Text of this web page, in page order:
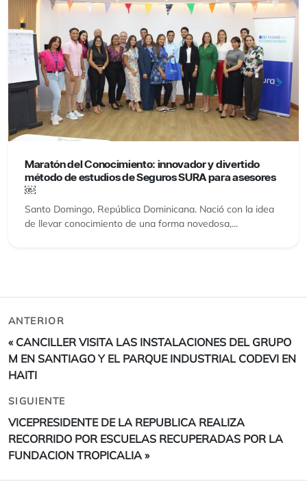
Maratón del Conocimiento: innovador y divertido
método de estudios de Seguros SURA para asesores
￼
Santo Domingo, República Dominicana. Nació con la idea
de llevar conocimiento de una forma novedosa,...
ANTERIOR
« CANCILLER VISITA LAS INSTALACIONES DEL GRUPO
M EN SANTIAGO Y EL PARQUE INDUSTRIAL CODEVI EN
HAITI
SIGUIENTE
VICEPRESIDENTE DE LA REPUBLICA REALIZA
RECORRIDO POR ESCUELAS RECUPERADAS POR LA
FUNDACION TROPICALIA »